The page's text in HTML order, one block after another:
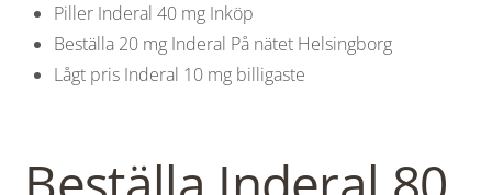
Piller Inderal 40 mg Inköp
Beställa 20 mg Inderal På nätet Helsingborg
Lågt pris Inderal 10 mg billigaste